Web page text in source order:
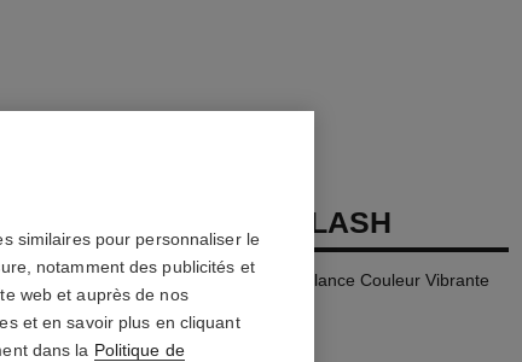
ROUGE COCO FLASH
Le Rouge Hydratant, Haute Brillance Couleur Vibrante
En savoir plus
Réf. 174264
similaires pour personnaliser le
notamment des publicités et
web et auprès de nos
et en savoir plus en cliquant
dans la Politique de